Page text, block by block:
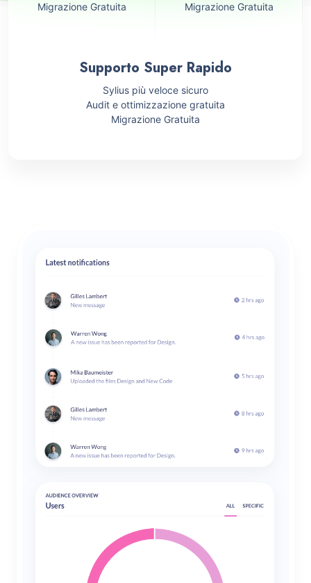
Migrazione Gratuita
Migrazione Gratuita
Supporto Super Rapido
Sylius più veloce sicuro
Audit e ottimizzazione gratuita
Migrazione Gratuita